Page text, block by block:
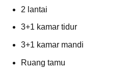
2 lantai
3+1 kamar tidur
3+1 kamar mandi
Ruang tamu